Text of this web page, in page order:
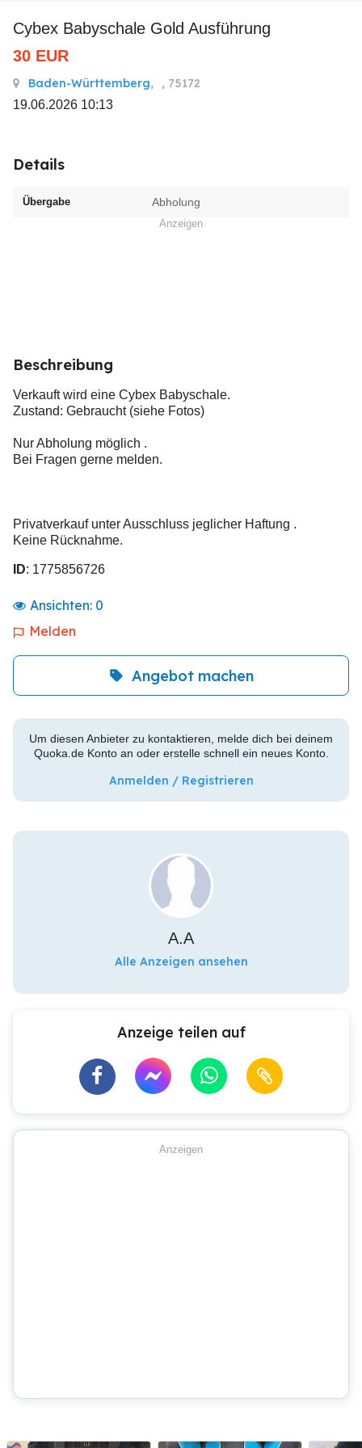
Cybex Babyschale Gold Ausführung
30 EUR
Baden-Württemberg, , 75172
19.06.2026 10:13
Details
Übergabe Abholung
Anzeigen
Beschreibung
Verkauft wird eine Cybex Babyschale.
Zustand: Gebraucht (siehe Fotos)
Nur Abholung möglich .
Bei Fragen gerne melden.
Privatverkauf unter Ausschluss jeglicher Haftung .
Keine Rücknahme.
ID: 1775856726
Ansichten: 0
Melden
Angebot machen
Um diesen Anbieter zu kontaktieren, melde dich bei deinem
Quoka.de Konto an oder erstelle schnell ein neues Konto.
Anmelden / Registrieren
A.A
Alle Anzeigen ansehen
Anzeige teilen auf
Anzeigen